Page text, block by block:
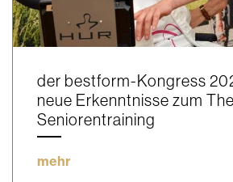
der bestform-Kongress
neue Erkenntnisse zum
Seniorentraining
mehr